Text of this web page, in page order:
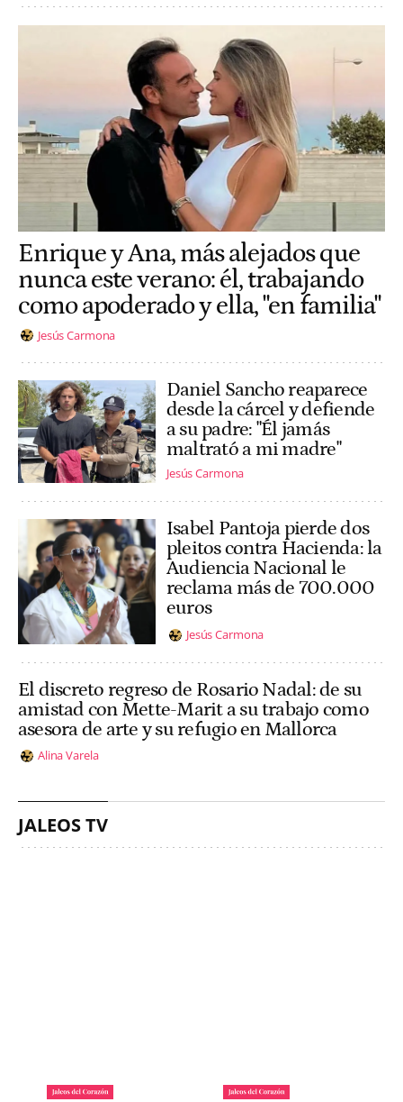
Enrique y Ana, más alejados que
nunca este verano: él, trabajando
como apoderado y ella, "en familia"
Jesús Carmona
Daniel Sancho reaparece
desde la cárcel y defiende
a su padre: "Él jamás
maltrató a mi madre"
Jesús Carmona
Isabel Pantoja pierde dos
pleitos contra Hacienda: la
Audiencia Nacional le
reclama más de 700.000
euros
Jesús Carmona
El discreto regreso de Rosario Nadal: de su
amistad con Mette-Marit a su trabajo como
asesora de arte y su refugio en Mallorca
Alina Varela
JALEOS TV